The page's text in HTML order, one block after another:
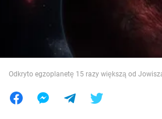
Jedzenie
Odkryto egzoplanetę 15 razy większą od